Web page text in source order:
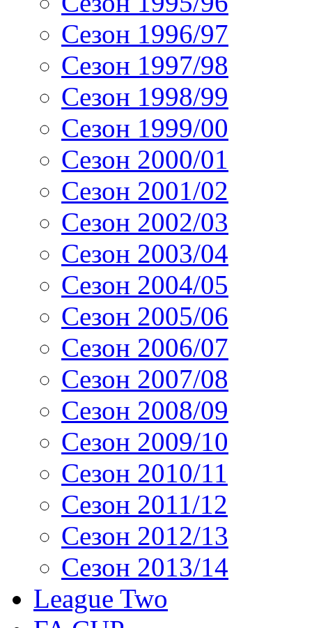
Сезон 1996/97
Сезон 1997/98
Сезон 1998/99
Сезон 1999/00
Сезон 2000/01
Сезон 2001/02
Сезон 2002/03
Сезон 2003/04
Сезон 2004/05
Сезон 2005/06
Сезон 2006/07
Сезон 2007/08
Сезон 2008/09
Сезон 2009/10
Сезон 2010/11
Сезон 2011/12
Сезон 2012/13
Сезон 2013/14
League Two